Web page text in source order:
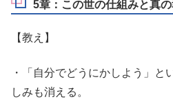
5章：この世の仕組みと真
【教え】
・「自分でどうにかしよう」と
しみも消える。